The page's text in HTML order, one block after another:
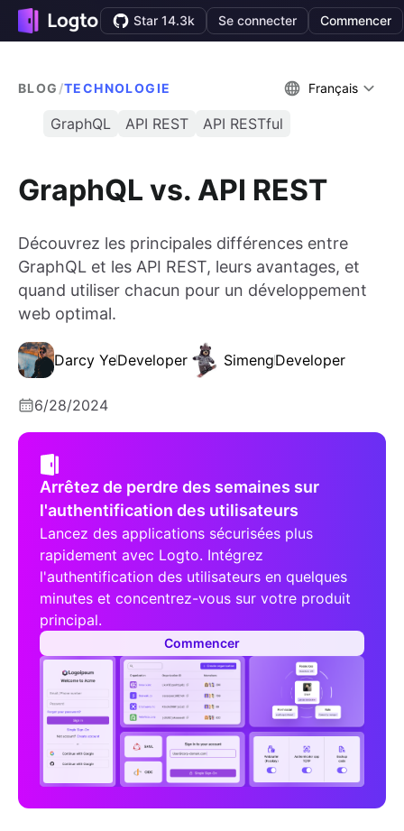
Star 14.3k Se connecter Commencer
BLOG /TECHNOLOGIE Français
GraphQL API REST API RESTful
GraphQL vs. API REST
Découvrez les principales différences entre
GraphQL et les API REST, leurs avantages, et
quand utiliser chacun pour un développement
web optimal.
Darcy YeDeveloper SimengDeveloper
6/28/2024
Arrêtez de perdre des semaines sur
l'authentification des utilisateurs
Lancez des applications sécurisées plus
rapidement avec Logto. Intégrez
l'authentification des utilisateurs en quelques
minutes et concentrez-vous sur votre produit
principal.
Commencer